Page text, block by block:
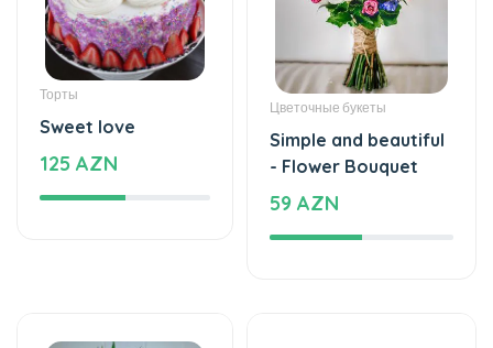
Торты
Sweet love
125 AZN
Цветочные букеты
Simple and beautiful
- Flower Bouquet
59 AZN